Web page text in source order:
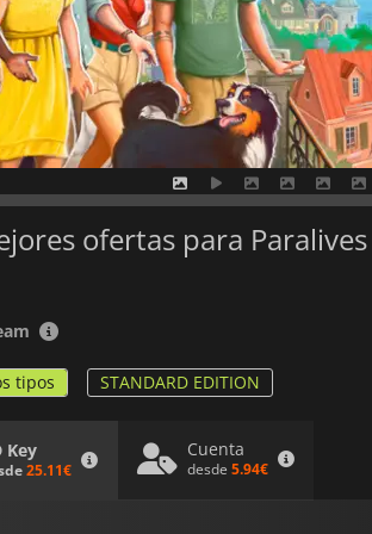
ofertas para Paralives
tipos STANDARD EDITION
Key
25.11€
Cuenta
desde 5.94€